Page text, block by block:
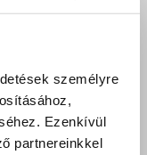
személyre
Ezenkívül
partnereinkkel
a